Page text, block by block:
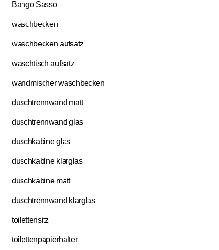
Bango Sasso
waschbecken
waschbecken aufsatz
waschtisch aufsatz
wandmischer waschbecken
duschtrennwand matt
duschtrennwand glas
duschkabine glas
duschkabine klarglas
duschkabine matt
duschtrennwand klarglas
toilettensitz
toilettenpapierhalter